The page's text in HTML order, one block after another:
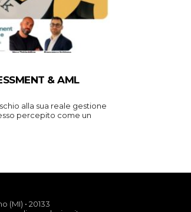
& AML
alla sua reale gestione
percepito come un
(MI) • 20133